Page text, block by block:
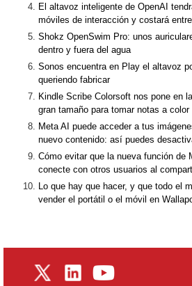
El altavoz inteligente de OpenAI
móviles de interacción y costará
Shokz OpenSwim Pro: unos
dentro y fuera del agua
Sonos encuentra en Play el altavoz
queriendo fabricar
Kindle Scribe Colorsoft nos pone en
gran tamaño para tomar notas a color
Meta AI puede acceder a tus
nuevo contenido: así puedes
Cómo evitar que la nueva función de
conecte con otros usuarios al
Lo que hay que hacer, y que todo el
vender el portátil o el móvil en